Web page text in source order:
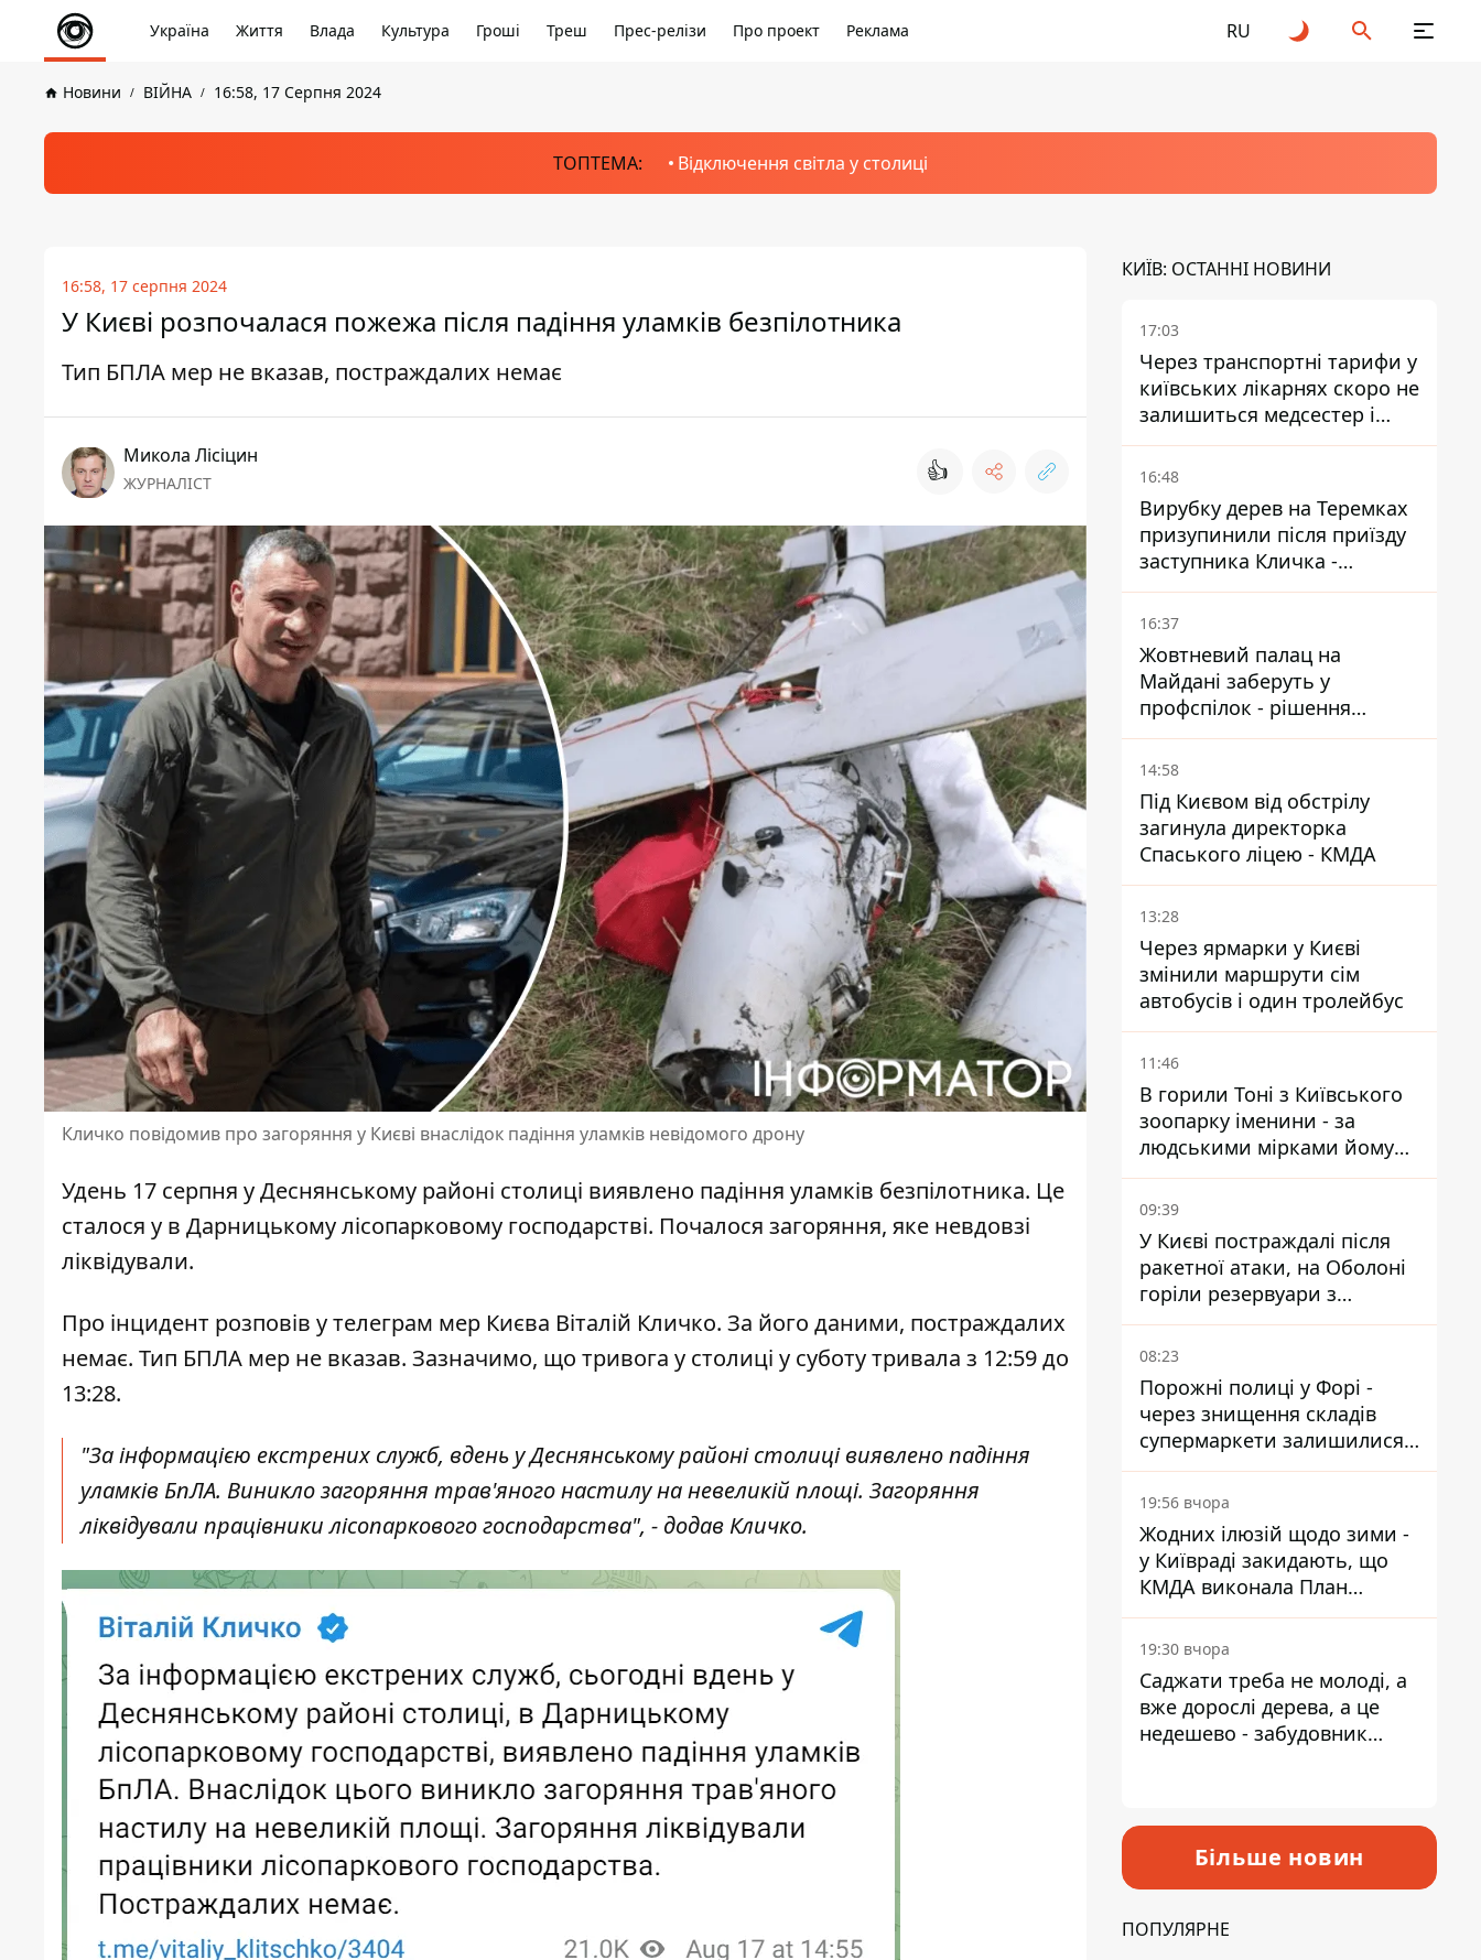
Україна Життя Влада Культура Гроші Треш Прес-релізи Про проект Реклама RU
Новини ВІЙНА 16:58, 17 Серпня 2024
ТОПТЕМА: Відключення світла у столиці
16:58, 17 серпня 2024
У Києві розпочалася пожежа після падіння уламків безпілотника
Тип БПЛА мер не вказав, постраждалих немає
Микола Лісіцин
ЖУРНАЛІСТ 👍
Кличко повідомив про загоряння у Києві внаслідок падіння уламків невідомого дрону
Удень 17 серпня у Деснянському районі столиці виявлено падіння уламків безпілотника. Це
сталося у в Дарницькому лісопарковому господарстві. Почалося загоряння, яке невдовзі
ліквідували.
Про інцидент розповів у телеграм мер Києва Віталій Кличко. За його даними, постраждалих
немає. Тип БПЛА мер не вказав. Зазначимо, що тривога у столиці у суботу тривала з 12:59 до
13:28.
"За інформацією екстрених служб, вдень у Деснянському районі столиці виявлено падіння
уламків БпЛА. Виникло загоряння трав'яного настилу на невеликій площі. Загоряння
ліквідували працівники лісопаркового господарства", - додав Кличко.
КИЇВ: ОСТАННІ НОВИНИ
17:03
Через транспортні тарифи у
київських лікарнях скоро не
залишиться медсестер і
санітарок - професор
Голубовська
16:48
Вирубку дерев на Теремках
призупинили після приїзду
заступника Кличка -
почався діалог
16:37
Жовтневий палац на
Майдані заберуть у
профспілок - рішення
Господарського суду
14:58
Під Києвом від обстрілу
загинула директорка
Спаського ліцею - КМДА
13:28
Через ярмарки у Києві
змінили маршрути сім
автобусів і один тролейбус
11:46
В горили Тоні з Київського
зоопарку іменини - за
людськими мірками йому
вже понад 90 років
09:39
У Києві постраждалі після
ракетної атаки, на Оболоні
горіли резервуари з
паливом
08:23
Порожні полиці у Форі -
через знищення складів
супермаркети залишилися
без асортименту
19:56 вчора
Жодних ілюзій щодо зими -
у Київраді закидають, що
КМДА виконала План
стійкості на 20%
19:30 вчора
Саджати треба не молоді, а
вже дорослі дерева, а це
недешево - забудовник
Більше новин
ПОПУЛЯРНЕ